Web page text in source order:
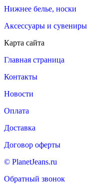
Нижнее белье, носки
Аксессуары и сувениры
Карта сайта
Главная страница
Контакты
Новости
Оплата
Доставка
Договор оферты
© PlanetJeans.ru
Обратный звонок